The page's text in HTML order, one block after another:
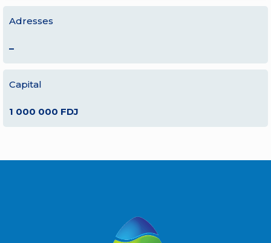
Adresses
–
Capital
1 000 000 FDJ